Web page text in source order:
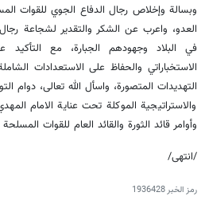
وبسالة وإخلاص رجال الدفاع الجوي للقوات
العدو، واعرب عن الشكر والتقدير لشجاعة
في البلاد وجهودهم الجبارة، مع
الاستخباراتي والحفاظ على الاستعدادات
التهديدات المتصورة، واسأل الله تعالى، دوام
والاستراتيجية الموكلة تحت عناية الامام
وأوامر قائد الثورة والقائد العام للقوات
/انتهى/
رمز الخبر1936428